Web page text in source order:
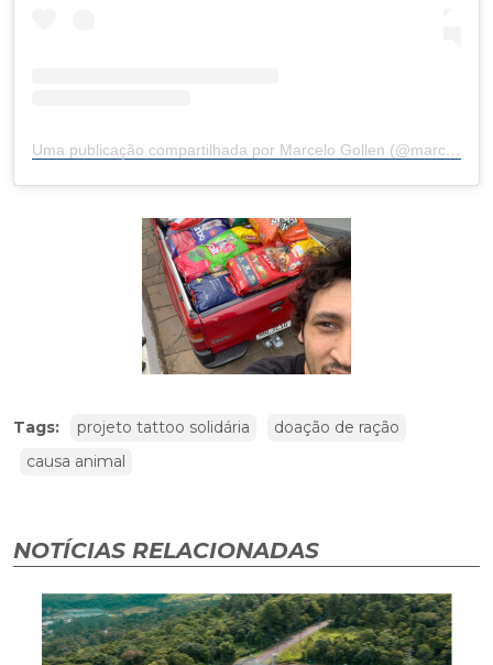
Uma publicação compartilhada por Marcelo Gollen (@marcelogollen)
Tags: projeto tattoo solidária
doação de ração
causa animal
NOTÍCIAS RELACIONADAS